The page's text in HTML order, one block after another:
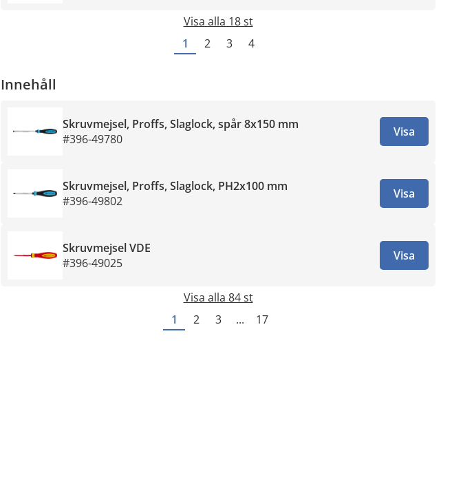
Visa alla 18 st
1
2 3 4
Innehåll
Skruvmejsel, Proffs, Slaglock, spår 8x150 mm
#396-49780
Visa
Skruvmejsel, Proffs, Slaglock, PH2x100 mm
#396-49802
Visa
Skruvmejsel VDE
#396-49025
Visa
Visa alla 84 st
1
2 3 ... 17